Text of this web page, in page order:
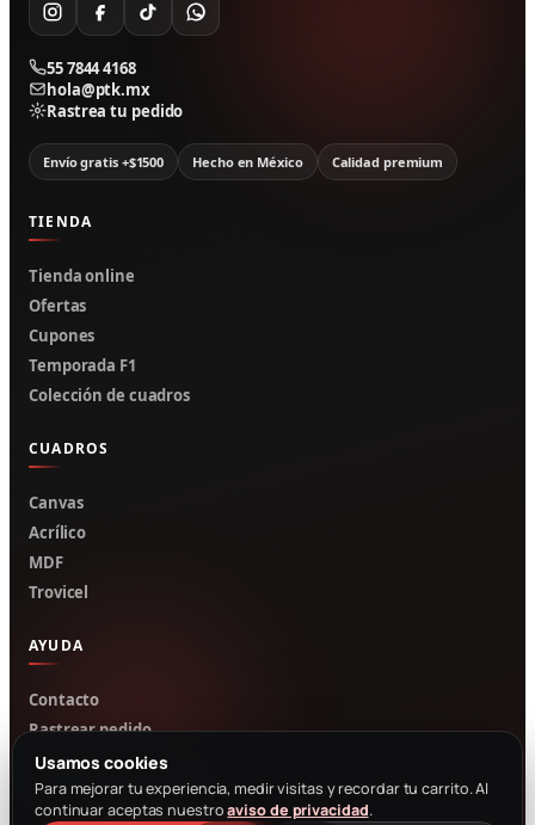
Usamos cookies
Para mejorar tu experiencia, medir visitas y recordar tu carrito. Al
continuar aceptas nuestroaviso de privacidad.
55 7844 4168
hola@ptk.mx
Rastrea tu pedido
Envío gratis +$1500 Hecho en México Calidad premium
TIENDA
Tienda online
Ofertas
Cupones
Temporada F1
Colección de cuadros
CUADROS
Canvas
Acrílico
MDF
Trovicel
AYUDA
Contacto
Rastrear pedido
Mi cuenta
Cotizar por WhatsApp